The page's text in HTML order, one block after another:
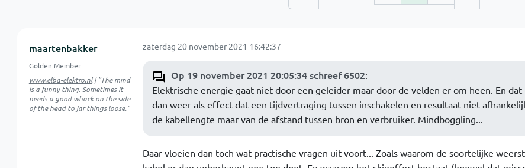
maartenbakker
Golden Member
www.elba-elektro.nl| "The mind
is a funny thing. Sometimes it
needs a good whack on the side
of the head to jar things loose."
zaterdag 20 november 2021 16:42:37
Op 19 november 2021 20:05:34 schreef 6502:
Elektrische energie gaat niet door een geleider maar door de velden er om heen. En
dan weer als effect dat een tijdvertraging tussen inschakelen en resultaat niet
de kabellengte maar van de afstand tussen bron en verbruiker. Mindboggling...
Daar vloeien dan toch wat practische vragen uit voort... Zoals waarom de soortelijke